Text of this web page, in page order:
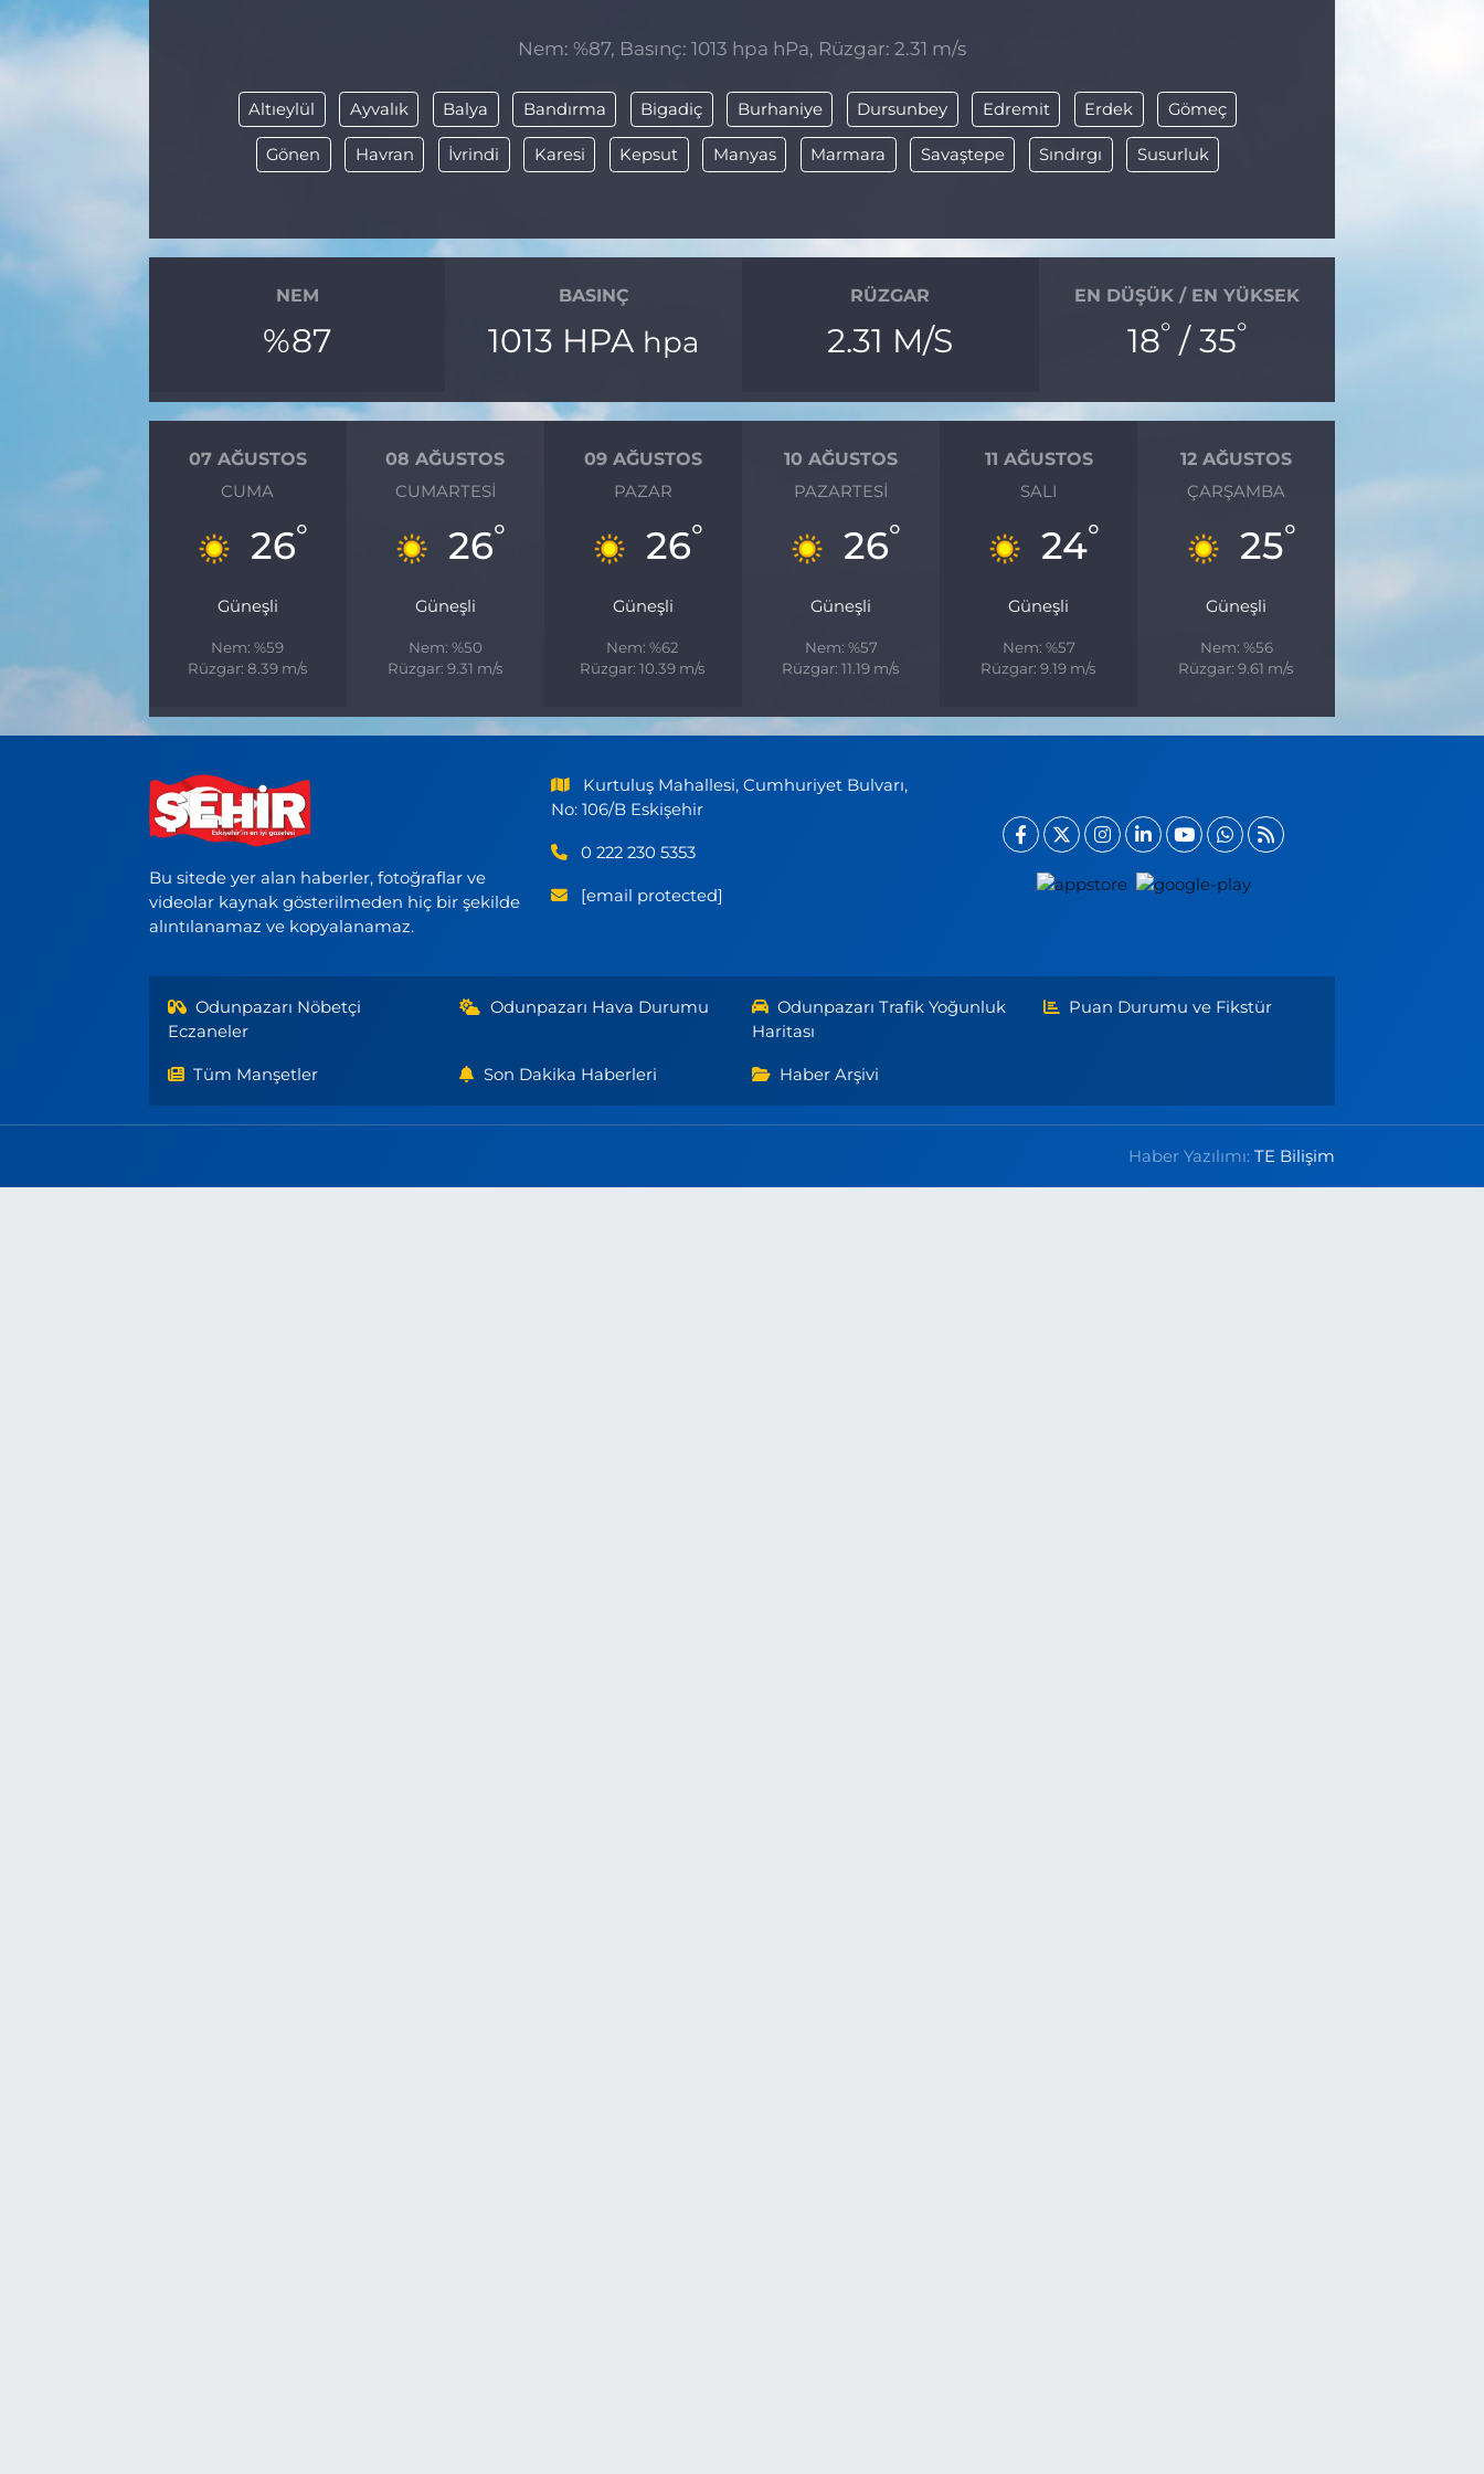
Nem: %87, Basınç: 1013 hpa hPa, Rüzgar: 2.31 m/s
Altıeylül Ayvalık Balya Bandırma Bigadiç Burhaniye Dursunbey Edremit Erdek Gömeç
Gönen Havran İvrindi Karesi Kepsut Manyas Marmara Savaştepe Sındırgı Susurluk
NEM
%87
BASINÇ
1013 HPA hpa
RÜZGAR
2.31 M/S
EN DÜŞÜK / EN YÜKSEK
18°/ 35°
07 AĞUSTOS
CUMA
26°
Güneşli
Nem: %59
Rüzgar: 8.39 m/s
08 AĞUSTOS
CUMARTESI
26°
Güneşli
Nem: %50
Rüzgar: 9.31 m/s
09 AĞUSTOS
PAZAR
26°
Güneşli
Nem: %62
Rüzgar: 10.39 m/s
10 AĞUSTOS
PAZARTESI
26°
Güneşli
Nem: %57
Rüzgar: 11.19 m/s
11 AĞUSTOS
SALI
24°
Güneşli
Nem: %57
Rüzgar: 9.19 m/s
12 AĞUSTOS
ÇARŞAMBA
25°
Güneşli
Nem: %56
Rüzgar: 9.61 m/s
Bu sitede yer alan haberler, fotoğraflar ve
videolar kaynak gösterilmeden hiç bir şekilde
alıntılanamaz ve kopyalanamaz.
Kurtuluş Mahallesi, Cumhuriyet Bulvarı,
No: 106/B Eskişehir
0 222 230 5353
[email protected]
Odunpazarı Nöbetçi
Eczaneler
Odunpazarı Hava Durumu
Odunpazarı Trafik Yoğunluk
Haritası
Puan Durumu ve Fikstür
Tüm Manşetler Son Dakika Haberleri Haber Arşivi
Haber Yazılımı:TE Bilişim
BÖLGE